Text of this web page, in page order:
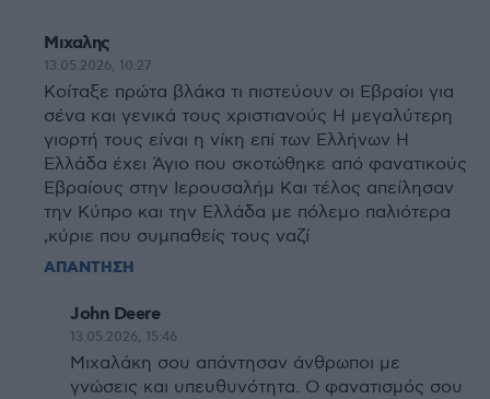
Μιχαλης
13.05.2026, 10:27
Κοίταξε πρώτα βλάκα τι πιστεύουν οι Εβραίοι για
σένα και γενικά τους χριστιανούς Η μεγαλύτερη
γιορτή τους είναι η νίκη επί των Ελλήνων Η
Ελλάδα έχει Άγιο που σκοτώθηκε από φανατικούς
Εβραίους στην Ιερουσαλήμ Και τέλος απείλησαν
την Κύπρο και την Ελλάδα με πόλεμο παλιότερα
,κύριε που συμπαθείς τους ναζί
ΑΠΑΝΤΗΣΗ
John Deere
13.05.2026, 15:46
Μιχαλάκη σου απάντησαν άνθρωποι με
γνώσεις και υπευθυνότητα. Ο φανατισμός σου